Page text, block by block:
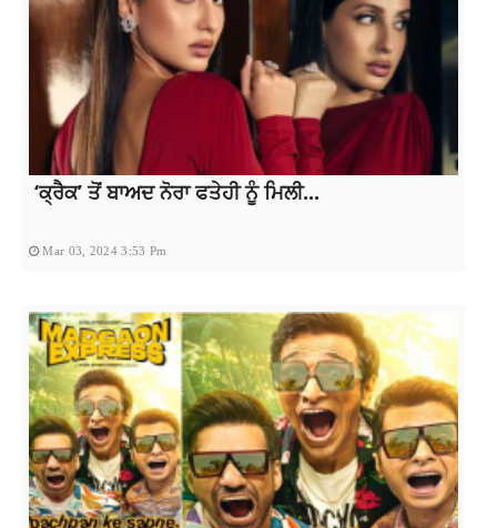
‘ਕ੍ਰੈਕ’ ਤੋਂ ਬਾਅਦ ਨੋਰਾ ਫਤੇਹੀ ਨੂੰ ਮਿਲੀ...
Mar 03, 2024 3:53 Pm